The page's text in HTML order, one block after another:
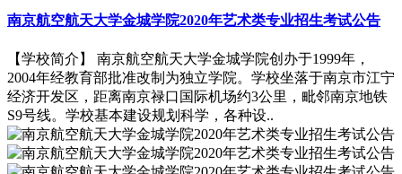
南京航空航天大学金城学院2020年艺术类专业招生考试公告
【学校简介】 南京航空航天大学金城学院创办于1999年，
2004年经教育部批准改制为独立学院。学校坐落于南京市江宁
经济开发区，距离南京禄口国际机场约3公里，毗邻南京地铁
S9号线。学校基本建设规划科学，各种设..